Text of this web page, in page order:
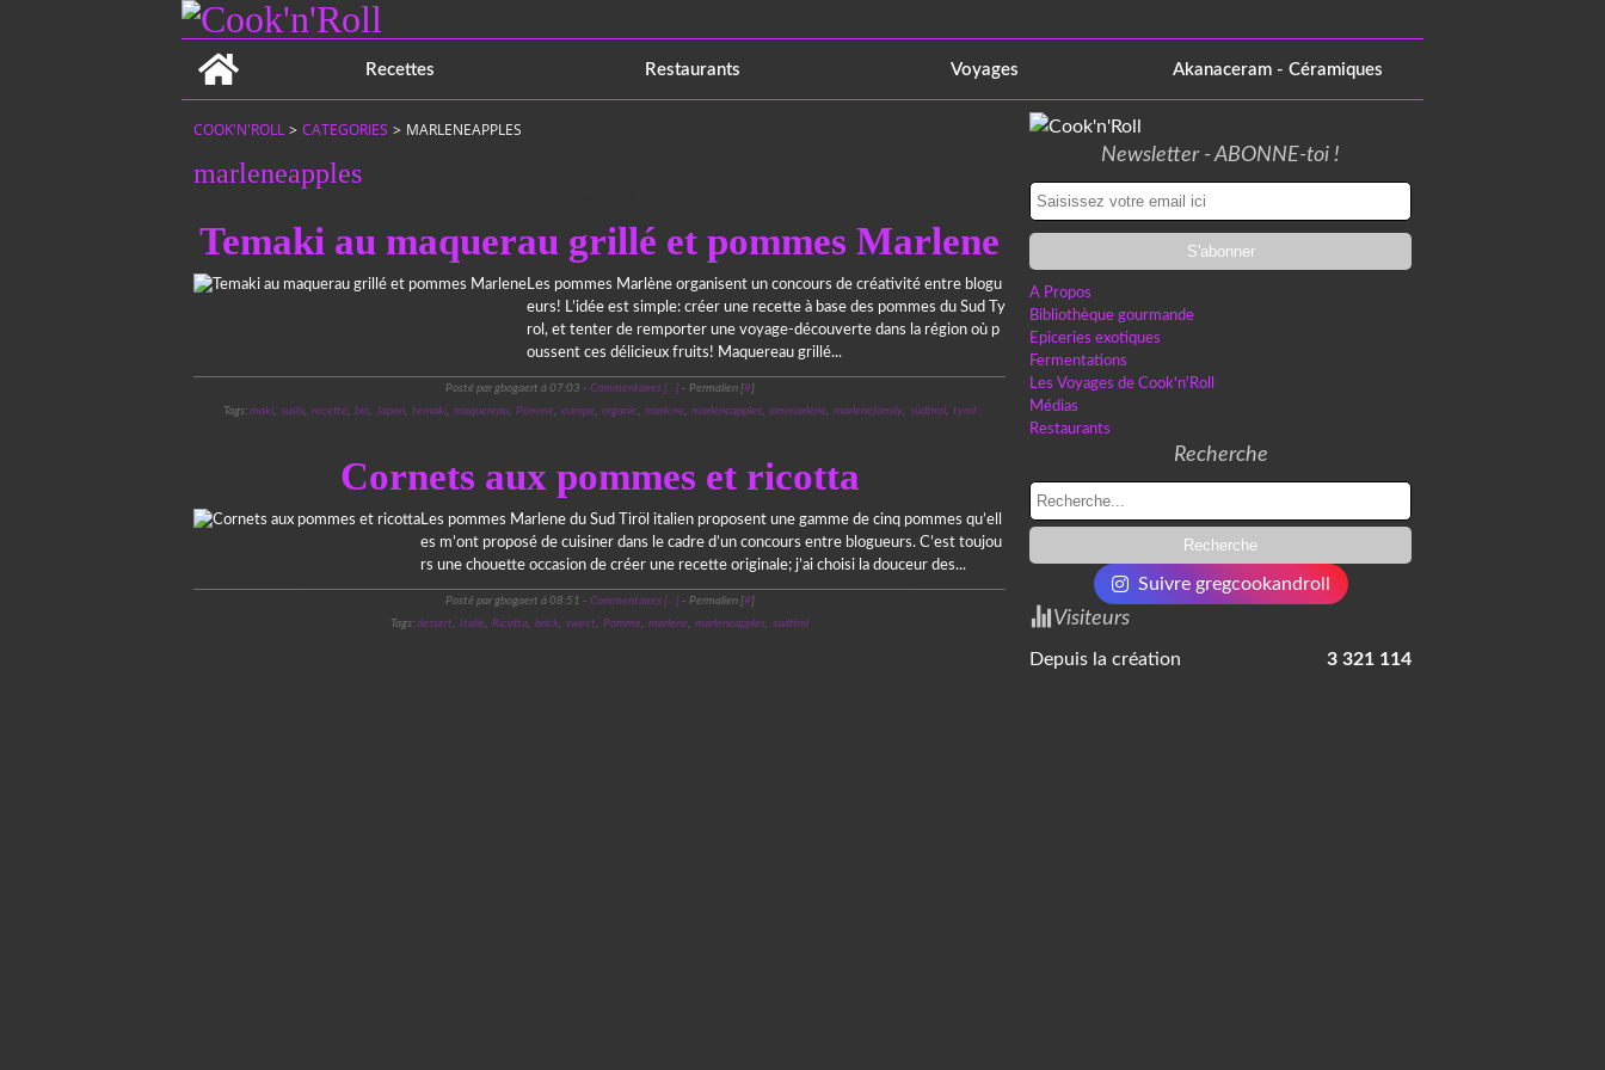
Recettes
Restaurants Voyages Akanaceram - Céramiques
COOK'N'ROLL > CATEGORIES > MARLENEAPPLES
marleneapples
Temaki au maquerau grillé et pommes Marlene
Les pommes Marlène organisent un concours de créativité entre blogu
eurs! L’idée est simple: créer une recette à base des pommes du Sud Ty
rol, et tenter de remporter une voyage-découverte dans la région où p
oussent ces délicieux fruits! Maquereau grillé...
Posté par gbogaert à 07:03 - Commentaires […]- Permalien [#]
Tags: maki, sushi, recette, bio, Japon, temaki, maquereau, Pomme, europe, organic, marlene, marleneapples, iammarlene, marlenefamily, südtirol, tyrol
Cornets aux pommes et ricotta
Les pommes Marlene du Sud Tiröl italien proposent une gamme de cinq pommes qu’ell
es m’ont proposé de cuisiner dans le cadre d’un concours entre blogueurs. C’est toujou
rs une chouette occasion de créer une recette originale; j’ai choisi la douceur des...
Posté par gbogaert à 08:51 - Commentaires […]- Permalien [#]
Tags: dessert, Italie, Ricotta, brick, sweet, Pomme, marlene, marleneapples, sudtirol
Newsletter - ABONNE-toi !
A Propos
Bibliothèque gourmande
Epiceries exotiques
Fermentations
Les Voyages de Cook'n'Roll
Médias
Restaurants
Recherche
Suivre gregcookandroll
Visiteurs
Depuis la création 3 321 114